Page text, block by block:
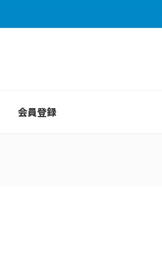
会員登録